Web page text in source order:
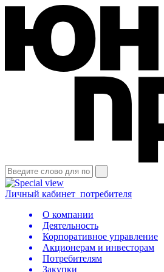
Личный кабинет потребителя
О компании
Деятельность
Корпоративное управление
Акционерам и инвесторам
Потребителям
Закупки